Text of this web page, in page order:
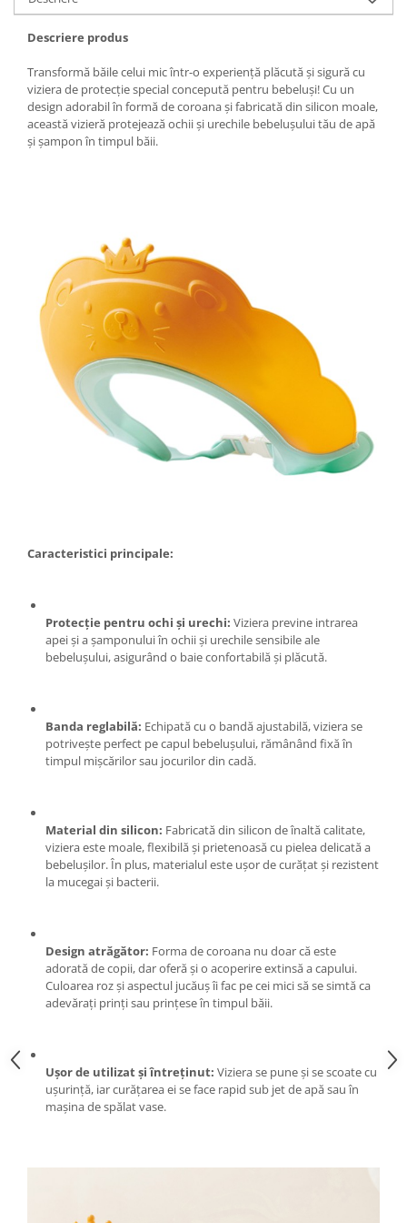
Granulatoare
Mori pentru cereale
Mori pentru furaje
Mori pentru furaje si resturi
vegetale
Motoare granulatoare
Consumabile si acesorii tocatoare
Tocatoare crengi
Motocoase, Trimmere si Masini de
tuns gazon
Motocositori cu motoare 2T
Trimmere electrice
Masini de tuns gazon pe benzina
Tractoraș de tuns gazonul
Incubatoare, oparitoare si
Piese si accesorii aparate de tuns
Semanatori
Masini batut stalpi si accesorii
Casute gradina si cutii depozitare
Mobilier gradina
Corturi, Prelate si plase de
Lopeti zapada
Zdrobitoare si teascuri
Teascuri
Zdrobitoare electrice
Zdrobitoare manuale
Masini de cusut si accesorii
Articole antidaunatori gradina
Sere si solarii
Unelte altoit
Unelte manuale de gradina -
Descriere produs
Transformă băile celui mic într-o experiență plăcută și sigură cu
viziera de protecție special concepută pentru bebeluși! Cu un
design adorabil în formă de coroana și fabricată din silicon moale,
această vizieră protejează ochii și urechile bebelușului tău de apă
și șampon în timpul băii.
Caracteristici principale:
Protecție pentru ochi și urechi: Viziera previne intrarea
apei și a șamponului în ochii și urechile sensibile ale
bebelușului, asigurând o baie confortabilă și plăcută.
Banda reglabilă: Echipată cu o bandă ajustabilă, viziera se
potrivește perfect pe capul bebelușului, rămânând fixă în
timpul mișcărilor sau jocurilor din cadă.
Material din silicon: Fabricată din silicon de înaltă calitate,
viziera este moale, flexibilă și prietenoasă cu pielea delicată a
bebelușilor. În plus, materialul este ușor de curățat și rezistent
la mucegai și bacterii.
Design atrăgător: Forma de coroana nu doar că este
adorată de copii, dar oferă și o acoperire extinsă a capului.
Culoarea roz și aspectul jucăuș îi fac pe cei mici să se simtă ca
adevărați prinți sau prințese în timpul băii.
Ușor de utilizat și întreținut: Viziera se pune și se scoate cu
ușurință, iar curățarea ei se face rapid sub jet de apă sau în
mașina de spălat vase.